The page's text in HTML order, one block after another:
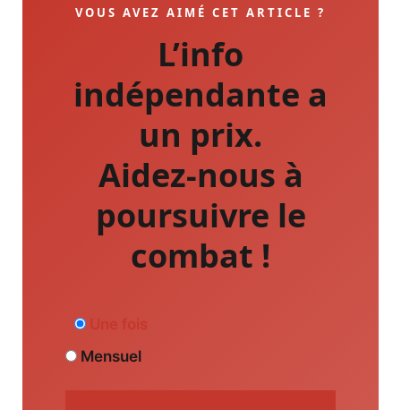
VOUS AVEZ AIMÉ CET ARTICLE ?
L’info
indépendante a
un prix.
Aidez-nous à
poursuivre le
combat !
Mensuel